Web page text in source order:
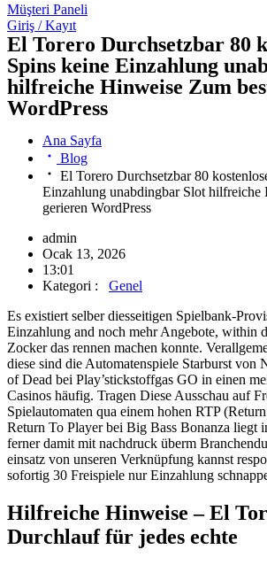
Müşteri Paneli
Giriş / Kayıt
El Torero Durchsetzbar 80
Spins keine Einzahlung
hilfreiche Hinweise Zum
WordPress
Ana Sayfa
Blog
El Torero Durchsetzbar 80
Einzahlung unabdingbar Slot hilfreiche
gerieren WordPress
admin
Ocak 13, 2026
13:01
Kategori :
Genel
Es existiert selber diesseitigen Spielbank-
Einzahlung and noch mehr Angebote, within
Zocker das rennen machen konnte.
diese sind die Automatenspiele Starburst von
of Dead bei Play’stickstoffgas GO in einen
Casinos häufig. Tragen Diese Ausschau auf
Spielautomaten qua einem hohen RTP
Return To Player bei Big Bass Bonanza liegt
ferner damit mit nachdruck überm
einsatz von unseren Verknüpfung kannst
sofortig 30 Freispiele nur Einzahlung
Hilfreiche Hinweise – El
Durchlauf für jedes echte